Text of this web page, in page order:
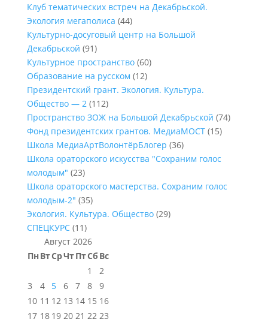
Клуб тематических встреч на Декабрьской.
Экология мегаполиса (44)
Культурно-досуговый центр на Большой
Декабрьской (91)
Культурное пространство(60)
Образование на русском (12)
Президентский грант. Экология. Культура.
Общество — 2 (112)
Пространство ЗОЖ на Большой Декабрьской (74)
Фонд президентских грантов. МедиаМОСТ(15)
Школа МедиаАртВолонтёрБлогер (36)
Школа ораторского искусства "Сохраним голос
молодым" (23)
Школа ораторского мастерства. Сохраним голос
молодым-2" (35)
Экология. Культура. Общество(29)
СПЕЦКУРС(11)
Август 2026
ПнВтСрЧтПтСб Вс
1
2
3
4 5 6 7 8
9
10 11 12 13 14 15 16
17 18 19 20 21 22 23